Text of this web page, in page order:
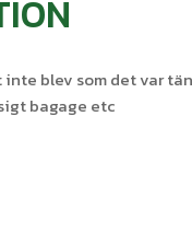
blev som det var
bagage etc